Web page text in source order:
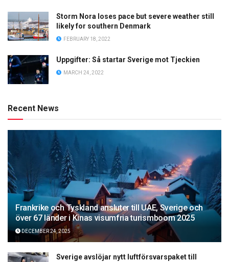
Storm Nora loses pace but severe weather still
likely for southern Denmark
FEBRUARY 18, 2022
Uppgifter: Så startar Sverige mot Tjeckien
MARCH 24, 2022
Recent News
Frankrike och Tyskland ansluter till UAE, Sverige och
över 67 länder i Kinas visumfria turismboom 2025
DECEMBER 24, 2025
Sverige avslöjar nytt luftförsvarspaket till